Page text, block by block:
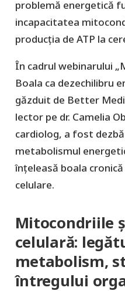
problemă energetică
incapacitatea
producția de ATP la
În cadrul webinarului
Boala ca dezechilibru
găzduit de Better
lector pe dr. Camelia
cardiolog, a fost
metabolismul
înțeleasă boala
celulare.
Mitocondriile
celulară:
metabolism,
întregului